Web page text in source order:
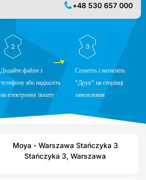
+48 530 657 000
2
Додайте файли з
телефону або надішліть
на електронну пошту
3
Сплатіть і натисніть
"Друк" на сторінці
замовлення
Moya - Warszawa Stańczyka 3
Stańczyka 3, Warszawa